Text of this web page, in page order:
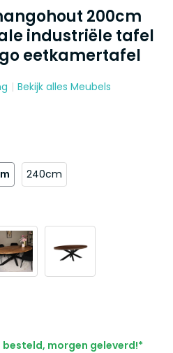
200cm
industriële tafel
eetkamertafel
Bekijk alles Meubels
240cm
morgen geleverd!*